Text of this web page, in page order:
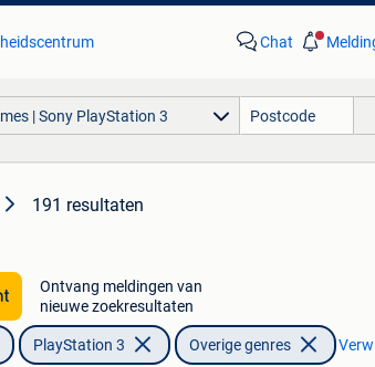
Chat
| Sony PlayStation 3
191 resultaten
Ontvang meldingen van
nieuwe zoekresultaten
PlayStation 3 Overige genres